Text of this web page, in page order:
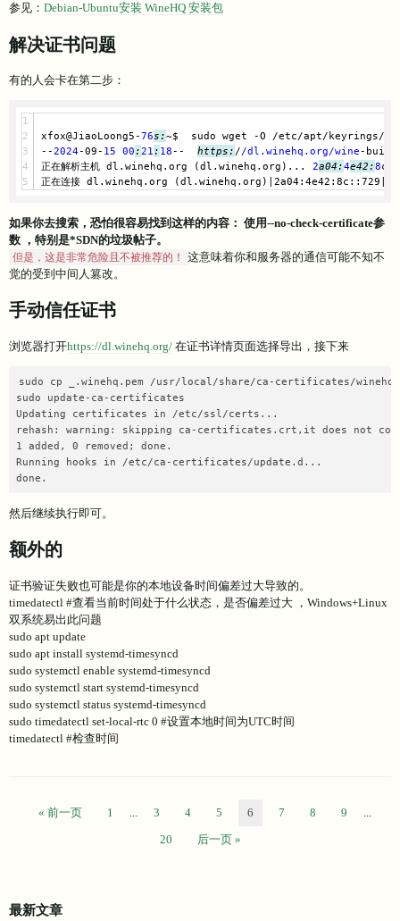
参见： Debian-Ubuntu安装 WineHQ 安装包
解决证书问题
有的人会卡在第二步：
xfox@JiaoLoong5-76s:~$  sudo wget -O /etc/apt/keyrings/
--2024-09- 15 00 :21 : 18-- https: //dl.winehq.org/wine-
正在解析主机 dl.winehq.org (dl.winehq.org)... 2a04:4e42:8c::
正在连接 dl.winehq.org (dl.winehq.org)
|2a04:4e42:8c::729|
如果你去搜索，恐怕很容易找到这样的内容： 使用--no-check-certificate参
数 ，特别是*SDN的垃圾帖子。
但是，这是非常危险且不被推荐的！
这意味着你和服务器的通信可能不知不
觉的受到中间人篡改。
手动信任证书
浏览器打开https://dl.winehq.org/ 在证书详情页面选择导出，接下来
sudo cp _.winehq.pem /usr/local/share/ca-certificates/
sudo update-ca-certificates
Updating certificates in /etc/ssl/certs...
rehash: warning: skipping ca-certificates.crt,it does not
1 added, 0 removed; done.
Running hooks in /etc/ca-certificates/update.d...
done.
然后继续执行即可。
额外的
证书验证失败也可能是你的本地设备时间偏差过大导致的。
timedatectl #查看当前时间处于什么状态，是否偏差过大 ，Windows+Linux
双系统易出此问题
sudo apt update
sudo apt install systemd-timesyncd
sudo systemctl enable systemd-timesyncd
sudo systemctl start systemd-timesyncd
sudo systemctl status systemd-timesyncd
sudo timedatectl set-local-rtc 0 #设置本地时间为UTC时间
timedatectl #检查时间
« 前一页 1 3 4 5 6 7 8 9
20
后一页 »
最新文章